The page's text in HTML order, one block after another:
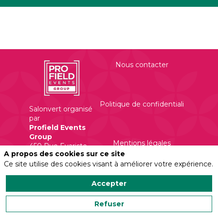
Salonvert organisé
par
Profield Events
Group
450 Rue Evariste
Galois
Nous contacter
Politique de confidentialité
Mentions légales
A propos des cookies sur ce site
Ce site utilise des cookies visant à améliorer votre expérience.
Accepter
Refuser